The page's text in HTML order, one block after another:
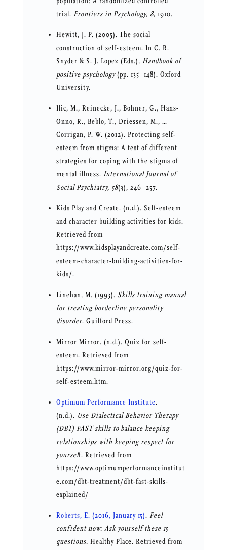
trial. Frontiers in Psychology, 8, 1910.
Hewitt, J. P. (2005). The social
construction of self-esteem. In C. R.
Snyder & S. J. Lopez (Eds.), Handbook of
positive psychology(pp. 135–148). Oxford
University.
Ilic, M., Reinecke, J., Bohner, G., Hans-
Onno, R., Beblo, T., Driessen, M., …
Corrigan, P. W. (2012). Protecting self-
esteem from stigma: A test of different
strategies for coping with the stigma of
mental illness. International Journal of
Social Psychiatry, 58(3), 246–257.
Kids Play and Create. (n.d.). Self-esteem
and character building activities for kids.
Retrieved from
https://www.kidsplayandcreate.com/self-
esteem-character-building-activities-for-
kids/.
Linehan, M. (1993). Skills training manual
for treating borderline personality
disorder. Guilford Press.
Mirror Mirror. (n.d.). Quiz for self-
esteem. Retrieved from
https://www.mirror-mirror.org/quiz-for-
self-esteem.htm.
Optimum Performance Institute.
(n.d.). Use Dialectical Behavior Therapy
(DBT) FAST skills to balance keeping
relationships with keeping respect for
yourself. Retrieved from
https://www.optimumperformanceinstitut
e.com/dbt-treatment/dbt-fast-skills-
explained/
Roberts, E. (2016, January 15). Feel
confident now: Ask yourself these 15
questions. Healthy Place. Retrieved from